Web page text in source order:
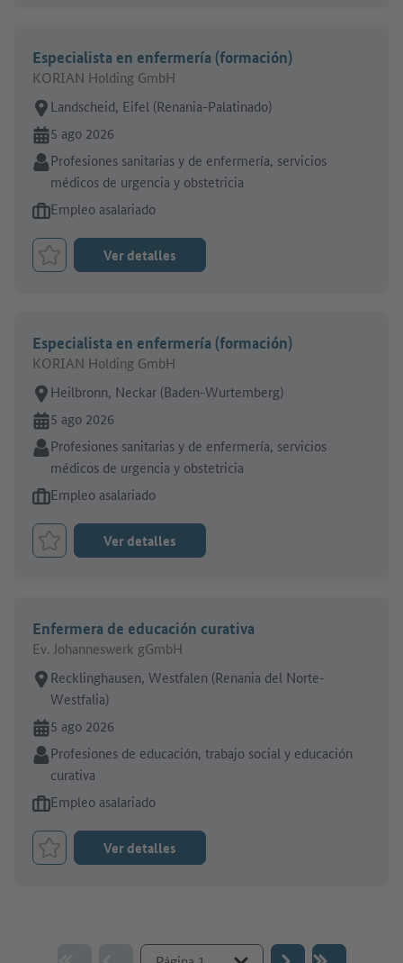
Especialista en enfermería (formación)
KORIAN Holding GmbH
Lugar de trabajo:
Landscheid, Eifel (Renania-Palatinado)
En línea desde:
5 ago 2026
Sector:
Profesiones sanitarias y de enfermería, servicios
médicos de urgencia y obstetricia
Tipo de oferta de empleo:
Empleo asalariado
Marcar el trabajo como favorito
Ver detalles
Especialista en enfermería (formación)
KORIAN Holding GmbH
Lugar de trabajo:
Heilbronn, Neckar (Baden-Wurtemberg)
En línea desde:
5 ago 2026
Sector:
Profesiones sanitarias y de enfermería, servicios
médicos de urgencia y obstetricia
Tipo de oferta de empleo:
Empleo asalariado
Marcar el trabajo como favorito
Ver detalles
Enfermera de educación curativa
Ev. Johanneswerk gGmbH
Lugar de trabajo:
Recklinghausen, Westfalen (Renania del Norte-
Westfalia)
En línea desde:
5 ago 2026
Sector:
Profesiones de educación, trabajo social y educación
curativa
Tipo de oferta de empleo:
Empleo asalariado
Marcar el trabajo como favorito
Ver detalles